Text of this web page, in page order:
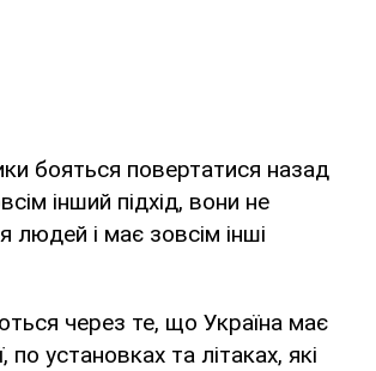
бояться повертатися назад
інший підхід, вони не
людей і має зовсім інші
через те, що Україна має
установках та літаках, які